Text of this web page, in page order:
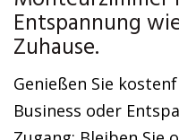
Entspannung
Zuhause.
Genießen Sie
Business oder